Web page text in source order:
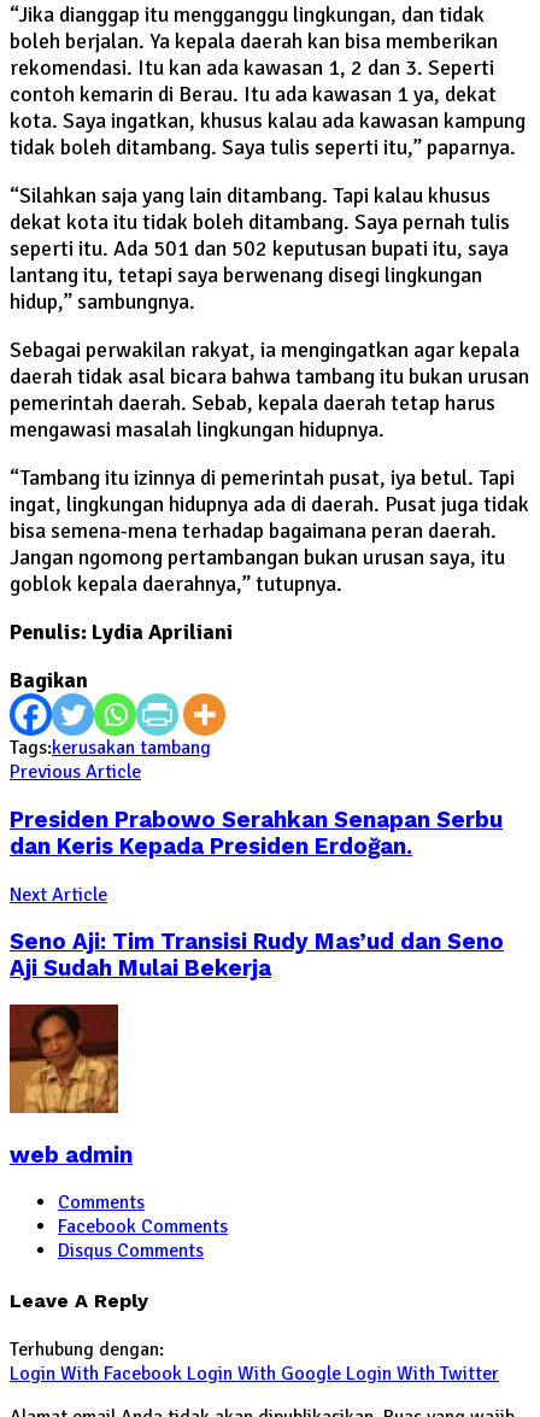
“Jika dianggap itu mengganggu lingkungan, dan tidak
boleh berjalan. Ya kepala daerah kan bisa memberikan
rekomendasi. Itu kan ada kawasan 1, 2 dan 3. Seperti
contoh kemarin di Berau. Itu ada kawasan 1 ya, dekat
kota. Saya ingatkan, khusus kalau ada kawasan kampung
tidak boleh ditambang. Saya tulis seperti itu,” paparnya.
“Silahkan saja yang lain ditambang. Tapi kalau khusus
dekat kota itu tidak boleh ditambang. Saya pernah tulis
seperti itu. Ada 501 dan 502 keputusan bupati itu, saya
lantang itu, tetapi saya berwenang disegi lingkungan
hidup,” sambungnya.
Sebagai perwakilan rakyat, ia mengingatkan agar kepala
daerah tidak asal bicara bahwa tambang itu bukan urusan
pemerintah daerah. Sebab, kepala daerah tetap harus
mengawasi masalah lingkungan hidupnya.
“Tambang itu izinnya di pemerintah pusat, iya betul. Tapi
ingat, lingkungan hidupnya ada di daerah. Pusat juga tidak
bisa semena-mena terhadap bagaimana peran daerah.
Jangan ngomong pertambangan bukan urusan saya, itu
goblok kepala daerahnya,” tutupnya.
Penulis: Lydia Apriliani
Bagikan
Tags:kerusakan tambang
Previous Article
Presiden Prabowo Serahkan Senapan Serbu
dan Keris Kepada Presiden Erdoğan.
Next Article
Seno Aji: Tim Transisi Rudy Mas’ud dan Seno
Aji Sudah Mulai Bekerja
web admin
Comments
Facebook Comments
Disqus Comments
Leave A Reply
Terhubung dengan:
Login With Facebook Login With Google Login With Twitter